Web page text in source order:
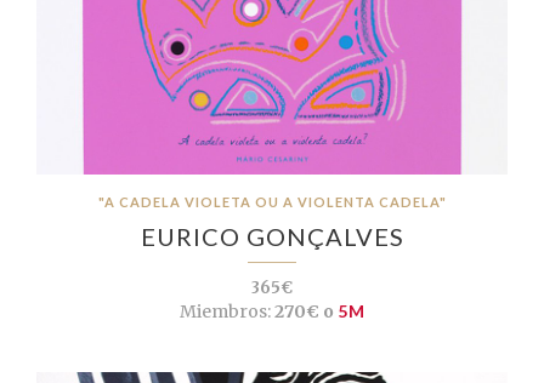
"A CADELA VIOLETA OU A VIOLENTA CADELA"
EURICO GONÇALVES
365€
Miembros:270€ o 5M